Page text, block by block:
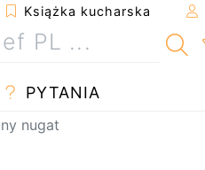
Książka kucharska
PYTANIA
nugat